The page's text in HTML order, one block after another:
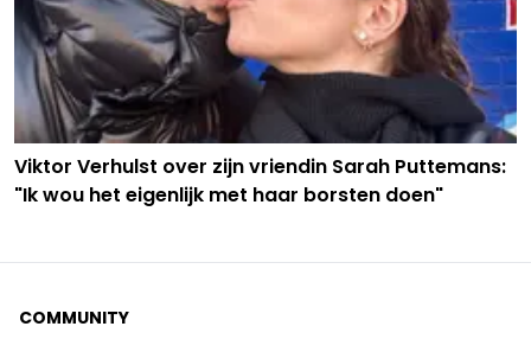
Viktor Verhulst over zijn vriendin Sarah Puttemans:
"Ik wou het eigenlijk met haar borsten doen"
COMMUNITY